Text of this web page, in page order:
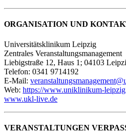
ORGANISATION UND
Universitätsklinikum Leipzig
Zentrales Veranstaltungsmanagement
Liebigstraße 12, Haus 1; 04103
Telefon: 0341 9714192
E-Mail:
Web: https://www.uniklinikum-
www.ukl-live.de
VERANSTALTUNGEN